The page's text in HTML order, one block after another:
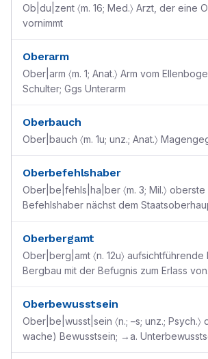
Ob|du|zent 〈m. 16; Med.〉 Arzt, der eine
vornimmt
Oberarm
Ober|arm 〈m. 1; Anat.〉 Arm vom
Schulter; Ggs Unterarm
Oberbauch
Ober|bauch 〈m. 1u; unz.; Anat.〉
Oberbefehlshaber
Ober|be|fehls|ha|ber 〈m. 3; Mil.〉 oberste
Befehlshaber nächst dem
Marine, der Luftwaffe
Oberbergamt
Ober|berg|amt 〈n. 12u〉
Bergbau mit der Befugnis zum Erlass von
Oberbewusstsein
Ober|be|wusst|sein 〈n.; –s; unz.; Psych.〉
wache) Bewusstsein; →a.